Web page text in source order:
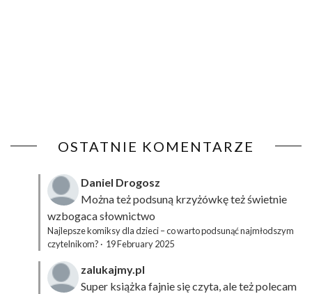
OSTATNIE KOMENTARZE
Daniel Drogosz
Można też podsuną krzyżówkęteż świetnie
wzbogaca słownictwo
Najlepsze komiksy dla dzieci – co warto podsunąć najmłodszym
czytelnikom? · 19 February 2025
zalukajmy.pl
Super książka fajnie się czyta, ale też polecam